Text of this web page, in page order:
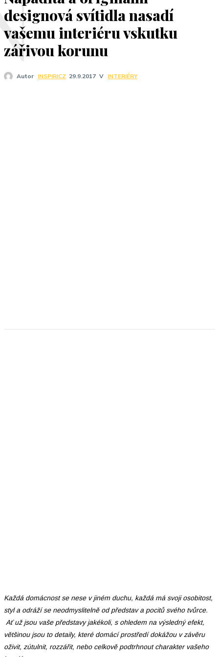
designová svítidla nasadí
vašemu interiéru vskutku
zářivou korunu
Autor INSPIRICZ 29.9.2017 V INTERIÉRY
Každá domácnost se nese v jiném duchu, každá má svoji osobitost,
styl a odráží se neodmyslitelně od představ a pocitů svého tvůrce.
Ať už jsou vaše představy jakékoli, s ohledem na výsledný efekt,
většinou jsou to detaily, které domácí prostředí dokážou v závěru
oživit, zútulnit, rozzářit, nebo celkově podtrhnout charakter vašeho